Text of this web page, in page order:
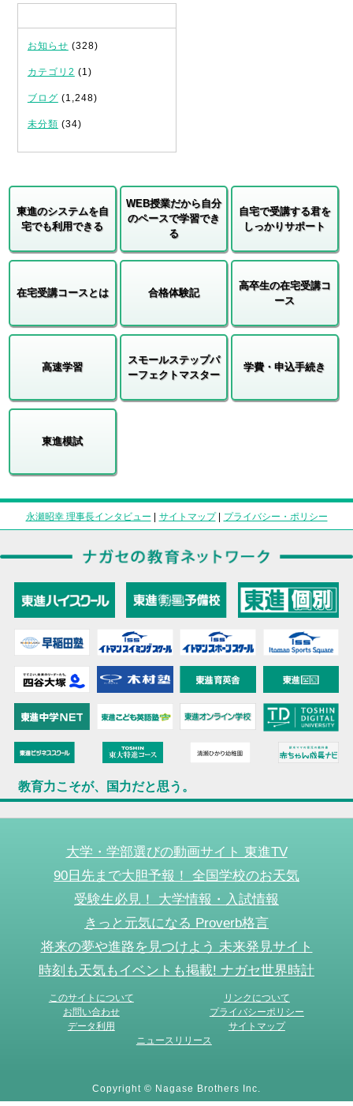
お知らせ (328)
カテゴリ2 (1)
ブログ (1,248)
未分類 (34)
東進のシステムを自
宅でも利用できる
WEB授業だから自分
のペースで学習でき
る
自宅で受講する君を
しっかりサポート
在宅受講コースとは 合格体験記
高卒生の在宅受講コ
ース
高速学習
スモールステップパ
ーフェクトマスター
学費・申込手続き
東進模試
永瀬昭幸 理事長インタビュー | サイトマップ| プライバシー・ポリシー
教育力こそが、国力だと思う。
大学・学部選びの動画サイト 東進TV
90日先まで大胆予報！ 全国学校のお天気
受験生必見！ 大学情報・入試情報
きっと元気になる Proverb格言
将来の夢や進路を見つけよう 未来発見サイト
時刻も天気もイベントも掲載! ナガセ世界時計
このサイトについて
リンクについて
お問い合わせ
プライバシーポリシー
データ利用
サイトマップ
ニュースリリース
Copyright © Nagase Brothers Inc.